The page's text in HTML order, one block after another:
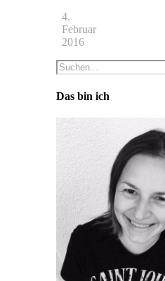
4.
Februar
2016
Das bin ich